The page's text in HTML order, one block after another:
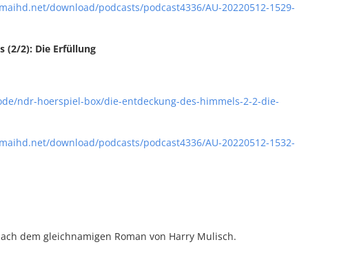
download/podcasts/podcast4336/AU-20220512-1529-
(2/2): Die Erfüllung
ndr-hoerspiel-box/die-entdeckung-des-himmels-2-2-die-
download/podcasts/podcast4336/AU-20220512-1532-
dem gleichnamigen Roman von Harry Mulisch.